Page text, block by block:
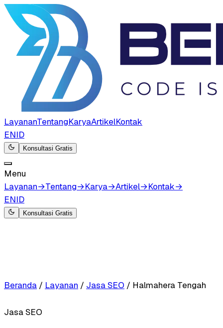
LayananTentangKaryaArtikelKontak
ENID
Konsultasi Gratis
Menu
Layanan→Tentang→Karya→Artikel→Kontak→
ENID
Konsultasi Gratis
Beranda / Layanan / Jasa SEO / Halmahera Tengah
Jasa SEO